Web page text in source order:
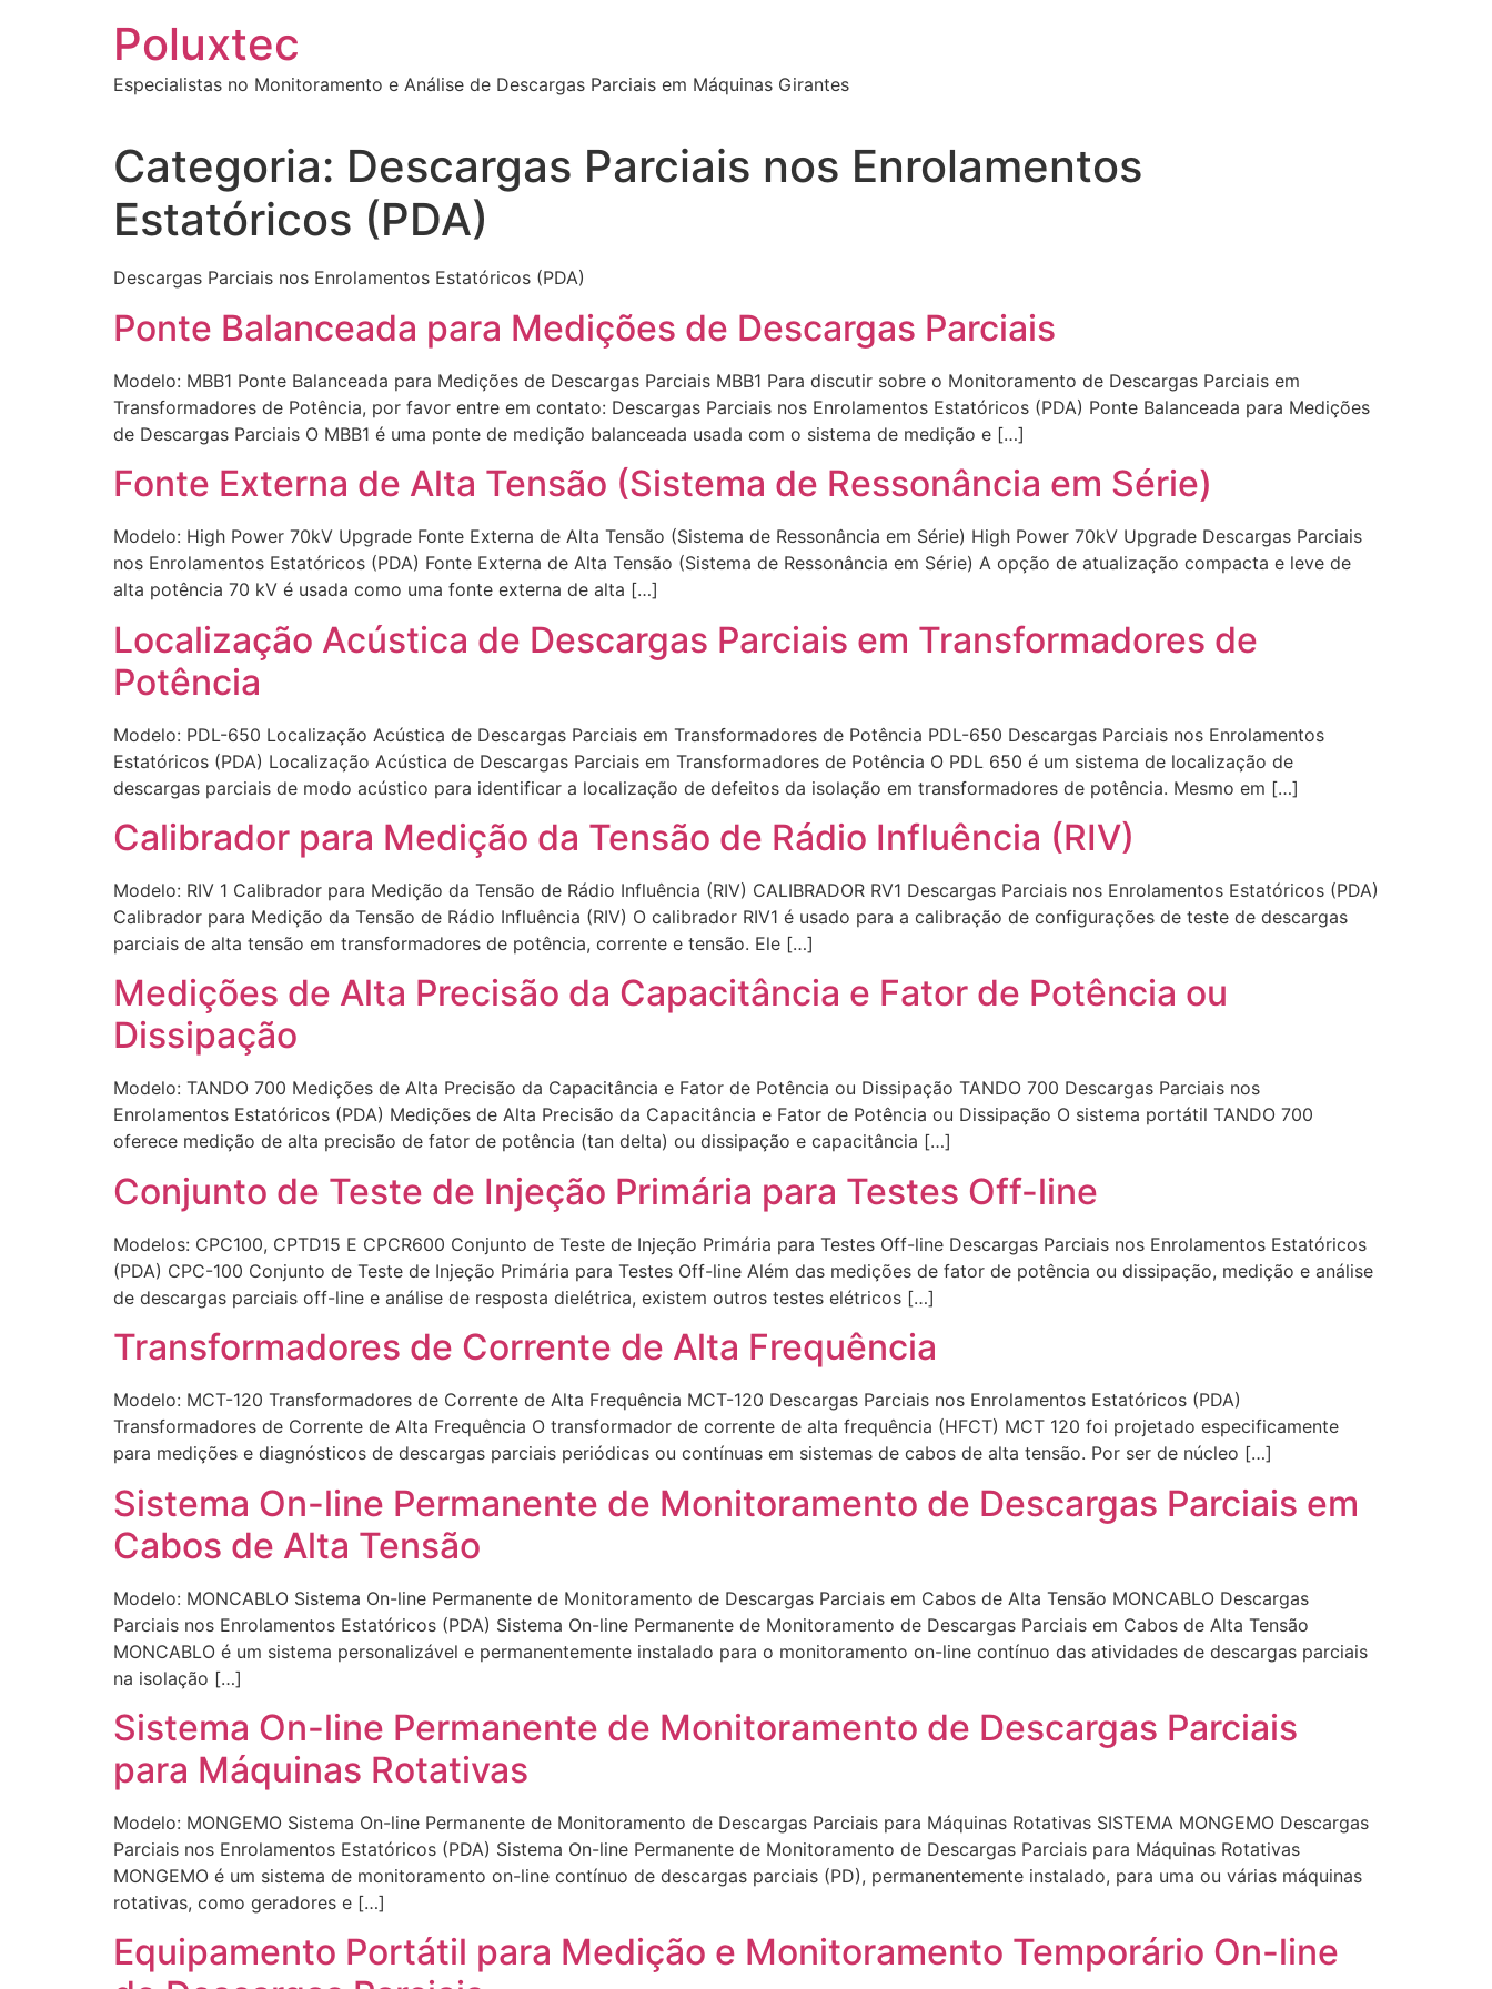
Poluxtec
Especialistas no Monitoramento e Análise de Descargas Parciais em Máquinas Girantes
Categoria: Descargas Parciais nos Enrolamentos
Estatóricos (PDA)
Descargas Parciais nos Enrolamentos Estatóricos (PDA)
Ponte Balanceada para Medições de Descargas Parciais
Modelo: MBB1 Ponte Balanceada para Medições de Descargas Parciais MBB1 Para discutir sobre o Monitoramento de Descargas Parciais em
Transformadores de Potência, por favor entre em contato: Descargas Parciais nos Enrolamentos Estatóricos (PDA) Ponte Balanceada para Medições
de Descargas Parciais O MBB1 é uma ponte de medição balanceada usada com o sistema de medição e […]
Fonte Externa de Alta Tensão (Sistema de Ressonância em Série)
Modelo: High Power 70kV Upgrade Fonte Externa de Alta Tensão (Sistema de Ressonância em Série) High Power 70kV Upgrade Descargas Parciais
nos Enrolamentos Estatóricos (PDA) Fonte Externa de Alta Tensão (Sistema de Ressonância em Série) A opção de atualização compacta e leve de
alta potência 70 kV é usada como uma fonte externa de alta […]
Localização Acústica de Descargas Parciais em Transformadores de
Potência
Modelo: PDL-650 Localização Acústica de Descargas Parciais em Transformadores de Potência PDL-650 Descargas Parciais nos Enrolamentos
Estatóricos (PDA) Localização Acústica de Descargas Parciais em Transformadores de Potência O PDL 650 é um sistema de localização de
descargas parciais de modo acústico para identificar a localização de defeitos da isolação em transformadores de potência. Mesmo em […]
Calibrador para Medição da Tensão de Rádio Influência (RIV)
Modelo: RIV 1 Calibrador para Medição da Tensão de Rádio Influência (RIV) CALIBRADOR RV1 Descargas Parciais nos Enrolamentos Estatóricos (PDA)
Calibrador para Medição da Tensão de Rádio Influência (RIV) O calibrador RIV1 é usado para a calibração de configurações de teste de descargas
parciais de alta tensão em transformadores de potência, corrente e tensão. Ele […]
Medições de Alta Precisão da Capacitância e Fator de Potência ou
Dissipação
Modelo: TANDO 700 Medições de Alta Precisão da Capacitância e Fator de Potência ou Dissipação TANDO 700 Descargas Parciais nos
Enrolamentos Estatóricos (PDA) Medições de Alta Precisão da Capacitância e Fator de Potência ou Dissipação O sistema portátil TANDO 700
oferece medição de alta precisão de fator de potência (tan delta) ou dissipação e capacitância […]
Conjunto de Teste de Injeção Primária para Testes Off-line
Modelos: CPC100, CPTD15 E CPCR600 Conjunto de Teste de Injeção Primária para Testes Off-line Descargas Parciais nos Enrolamentos Estatóricos
(PDA) CPC-100 Conjunto de Teste de Injeção Primária para Testes Off-line Além das medições de fator de potência ou dissipação, medição e análise
de descargas parciais off-line e análise de resposta dielétrica, existem outros testes elétricos […]
Transformadores de Corrente de Alta Frequência
Modelo: MCT-120 Transformadores de Corrente de Alta Frequência MCT-120 Descargas Parciais nos Enrolamentos Estatóricos (PDA)
Transformadores de Corrente de Alta Frequência O transformador de corrente de alta frequência (HFCT) MCT 120 foi projetado especificamente
para medições e diagnósticos de descargas parciais periódicas ou contínuas em sistemas de cabos de alta tensão. Por ser de núcleo […]
Sistema On-line Permanente de Monitoramento de Descargas Parciais em
Cabos de Alta Tensão
Modelo: MONCABLO Sistema On-line Permanente de Monitoramento de Descargas Parciais em Cabos de Alta Tensão MONCABLO Descargas
Parciais nos Enrolamentos Estatóricos (PDA) Sistema On-line Permanente de Monitoramento de Descargas Parciais em Cabos de Alta Tensão
MONCABLO é um sistema personalizável e permanentemente instalado para o monitoramento on-line contínuo das atividades de descargas parciais
na isolação […]
Sistema On-line Permanente de Monitoramento de Descargas Parciais
para Máquinas Rotativas
Modelo: MONGEMO Sistema On-line Permanente de Monitoramento de Descargas Parciais para Máquinas Rotativas SISTEMA MONGEMO Descargas
Parciais nos Enrolamentos Estatóricos (PDA) Sistema On-line Permanente de Monitoramento de Descargas Parciais para Máquinas Rotativas
MONGEMO é um sistema de monitoramento on-line contínuo de descargas parciais (PD), permanentemente instalado, para uma ou várias máquinas
rotativas, como geradores e […]
Equipamento Portátil para Medição e Monitoramento Temporário On-line